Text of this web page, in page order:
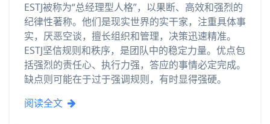
ESTJ被称为“总经理型人格”，以果断、高效和强烈的
纪律性著称。他们是现实世界的实干家，注重具体事
实，厌恶空谈，擅长组织和管理，决策迅速精准。
ESTJ坚信规则和秩序，是团队中的稳定力量。优点包
括强烈的责任心、执行力强，答应的事情必定完成。
缺点则可能在于过于强调规则，有时显得强硬。
阅读全文